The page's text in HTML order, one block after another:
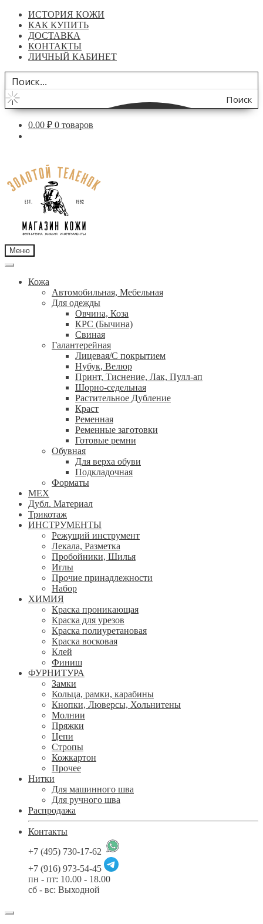
ИСТОРИЯ КОЖИ
КАК КУПИТЬ
ДОСТАВКА
КОНТАКТЫ
ЛИЧНЫЙ КАБИНЕТ
Поиск
по
0.00 ₽ 0 товаров
навигации
содержимому
Меню
Кожа
Автомобильная, Мебельная
Для одежды
Овчина, Коза
КРС (Бычина)
Свиная
Галантерейная
Лицевая/С покрытием
Нубук, Велюр
Принт, Тиснение, Лак, Пулл-ап
Шорно-седельная
Растительное Дубление
Краст
Ременная
Ременные заготовки
Готовые ремни
Обувная
Для верха обуви
Подкладочная
Форматы
МЕХ
Дубл. Материал
Трикотаж
ИНСТРУМЕНТЫ
Режущий инструмент
Лекала, Разметка
Пробойники, Шилья
Иглы
Прочие принадлежности
Набор
ХИМИЯ
Краска проникающая
Краска для урезов
Краска полиуретановая
Краска восковая
Клей
Финиш
ФУРНИТУРА
Замки
Кольца, рамки, карабины
Кнопки, Люверсы, Хольнитены
Молнии
Пряжки
Цепи
Стропы
Кожкартон
Прочее
Нитки
Для машинного шва
Для ручного шва
Распродажа
Контакты
+7 (495) 730-17-62
+7 (916) 973-54-45
пн - пт: 10.00 - 18.00
сб - вс: Выходной